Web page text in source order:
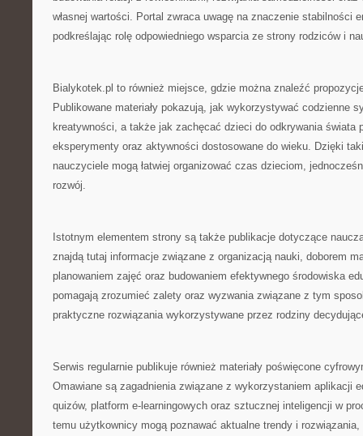
własnej wartości. Portal zwraca uwagę na znaczenie stabilności
podkreślając rolę odpowiedniego wsparcia ze strony rodziców i
Bialykotek.pl to również miejsce, gdzie można znaleźć
Publikowane materiały pokazują, jak wykorzystywać codzienne
kreatywności, a także jak zachęcać dzieci do odkrywania świata
eksperymenty oraz aktywności dostosowane do wieku. Dzięki
nauczyciele mogą łatwiej organizować czas dzieciom,
rozwój.
Istotnym elementem strony są także publikacje dotyczące
znajdą tutaj informacje związane z organizacją nauki, doborem
planowaniem zajęć oraz budowaniem efektywnego środowiska
pomagają zrozumieć zalety oraz wyzwania związane z tym
praktyczne rozwiązania wykorzystywane przez rodziny
Serwis regularnie publikuje również materiały poświęcone
Omawiane są zagadnienia związane z wykorzystaniem aplikacji
quizów, platform e-learningowych oraz sztucznej inteligencji w
temu użytkownicy mogą poznawać aktualne trendy i rozwiązania,